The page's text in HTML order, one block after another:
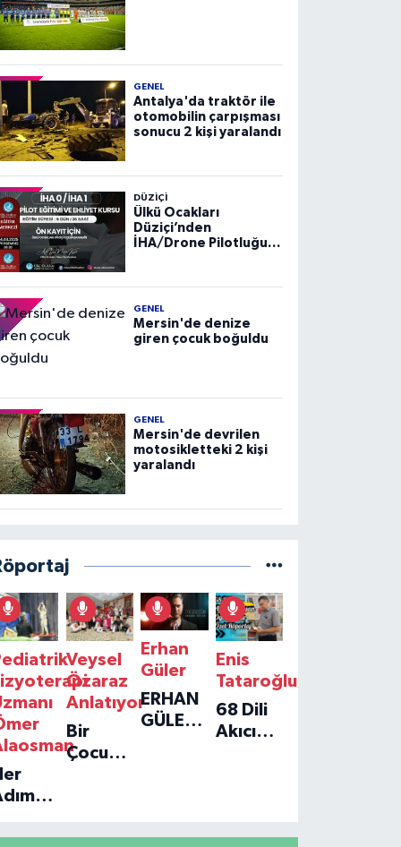
GENEL
Antalya'da traktör ile
otomobilin çarpışması
sonucu 2 kişi yaralandı
DÜZIÇI
Ülkü Ocakları
Düziçi’nden
İHA/Drone Pilotluğu
GENEL
Mersin'de denize
giren çocuk boğuldu
GENEL
Mersin'de devrilen
motosikletteki 2 kişi
yaralandı
Veysel
Özaraz
Anlatıyor
Bir
Çocuğun
Yolculuğu
Erhan
Güler
ERHAN
GÜLER'IN
Enis
Tataroğlu
68 Dili
Akıcı